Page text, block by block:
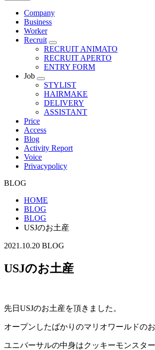
Company
Business
Worker
Recruit
RECRUIT ANIMATO
RECRUIT APERTO
ENTRY FORM
Job
STYLIST
HAIRMAKE
DELIVERY
ASSISTANT
Price
Access
Blog
Activity Report
Voice
Privacypolicy
BLOG
HOME
BLOG
BLOG
USJのお土産
2021.10.20 BLOG
USJのお土産
先日USJのお土産を頂きました。
オープンしたばかりのマリオワールドの
ユニバーサルの中身はクッキーモンスタ